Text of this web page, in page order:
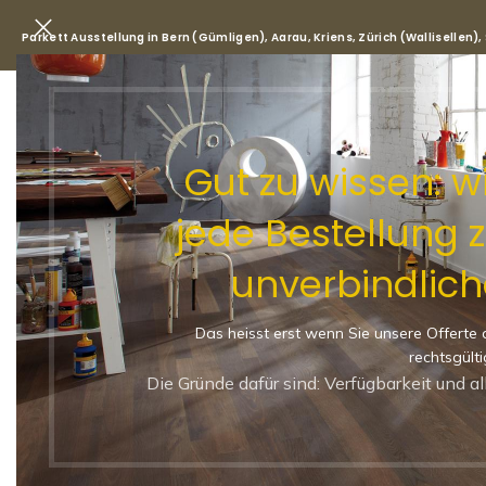
Gut zu wissen:
jede Bestellung
Das heisst erst wenn Sie unsere
Die Gründe dafür sind: Verfügbarkeit und
Parkett Ausstellung in Bern (Gümligen), Aarau, Kriens, Zürich
Start/Shop/Parkett/
Klötzli Parkett (XS)
Ruhige Sortierung
KLÖTZLI
ROH,
160 × 23 × 8 MM PRODUZIERT IN